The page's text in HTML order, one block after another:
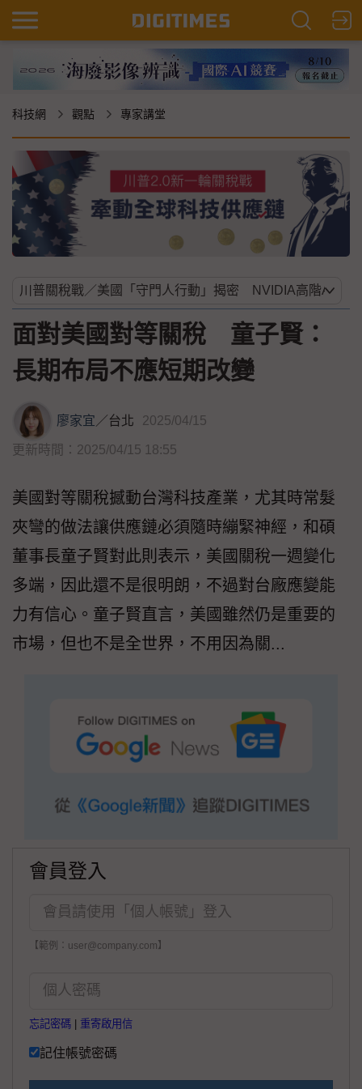
科技網 觀點 專家講堂
面對美國對等關稅 童子賢：
長期布局不應短期改變
廖家宜 ／台北 2025/04/15
更新時間：2025/04/15 18:55
美國對等關稅撼動台灣科技產業，尤其時常髮
夾彎的做法讓供應鏈必須隨時繃緊神經，和碩
董事長童子賢對此則表示，美國關稅一週變化
多端，因此還不是很明朗，不過對台廠應變能
力有信心。童子賢直言，美國雖然仍是重要的
市場，但也不是全世界，不用因為關...
會員登入
【範例：user@company.com】
忘記密碼 重寄啟用信
記住帳號密碼